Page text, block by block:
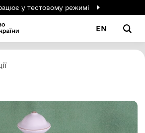
у тестовому режимі
EN